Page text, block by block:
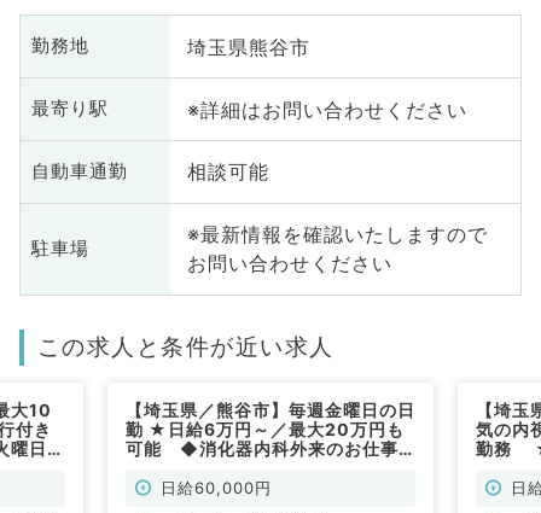
勤務地 埼玉県熊谷市
最寄り駅 ※詳細はお問い合わせください
自動車通勤 相談可能
駐車場
※最新情報を確認いたしますので
お問い合わせください
この求人と条件が近い求人
大10
付き
曜日の
【埼玉県／熊谷市】毎週金曜日の日
勤 ★日給6万円～／最大20万円も
可能 ◆消化器内科外来のお仕事
ー通勤可～（一般内科・消化器内科
日給60,000円
【埼
気の内
勤務
ー通日